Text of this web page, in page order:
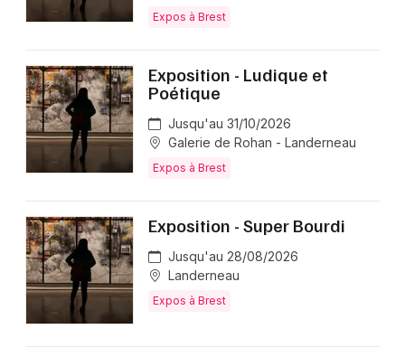
Expos à Brest
Exposition - Ludique et
Poétique
Jusqu'au 31/10/2026
Galerie de Rohan - Landerneau
Expos à Brest
Exposition - Super Bourdi
Jusqu'au 28/08/2026
Landerneau
Expos à Brest